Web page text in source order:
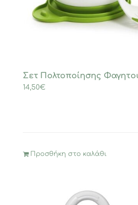
Σετ Πολτοποίησης
14,50€
Προσθήκη στο καλάθι